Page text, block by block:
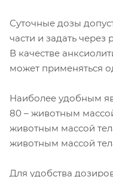
Суточные дозы
части и задать
В качестве
может применяться
Наиболее удобным
80 – животным
животным массой
животным массой
Для удобства